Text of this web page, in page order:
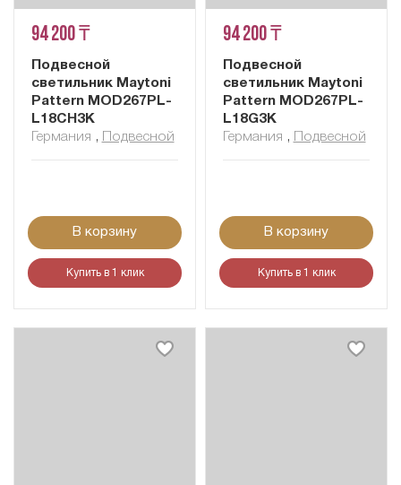
94 200 ₸
Подвесной
светильник Maytoni
Pattern MOD267PL-
L18CH3K
Германия , Подвесной
В корзину
Купить в 1 клик
94 200 ₸
Подвесной
светильник Maytoni
Pattern MOD267PL-
L18G3K
Германия , Подвесной
В корзину
Купить в 1 клик